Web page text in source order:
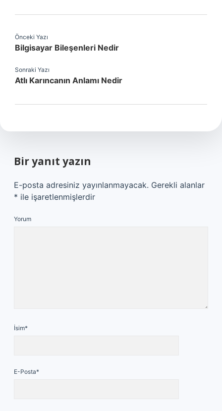
Önceki Yazı
Bilgisayar Bileşenleri Nedir
Sonraki Yazı
Atlı Karıncanın Anlamı Nedir
Bir yanıt yazın
E-posta adresiniz yayınlanmayacak. Gerekli alanlar
* ile işaretlenmişlerdir
Yorum
İsim*
E-Posta*